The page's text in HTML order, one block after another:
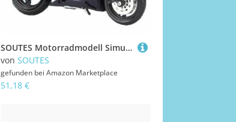
SOUTES Motorradmodell Simulationskollektion 1:18 Für Yamaha YZF-R1 Motorrad-Modellbau, Dekoration, Geschenke Legierung, Druckgussmetall Spielzeugauto-Sammlung, Geschenk
von SOUTES
gefunden bei Amazon Marketplace
51,18 €